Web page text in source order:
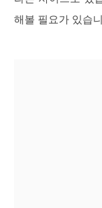
해볼 필요가 있습